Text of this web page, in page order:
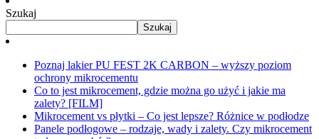
Szukaj
Szukaj
Poznaj lakier PU FEST 2K CARBON – wyższy poziom
ochrony mikrocementu
Co to jest mikrocement, gdzie można go użyć i jakie ma
zalety? [FILM]
Mikrocement vs płytki – Co jest lepsze? Różnice w podłodze
Panele podłogowe – rodzaje, wady i zalety. Czy mikrocement